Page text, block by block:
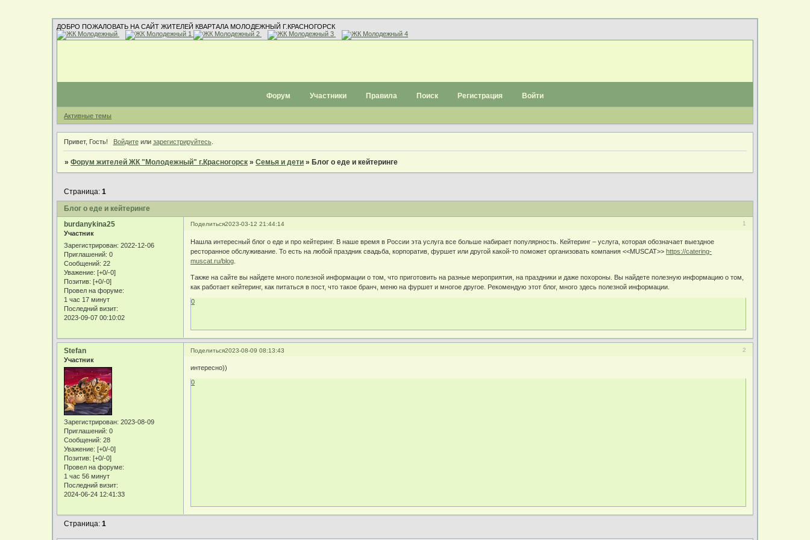
ДОБРО ПОЖАЛОВАТЬ НА САЙТ ЖИТЕЛЕЙ КВАРТАЛА МОЛОДЕЖНЫЙ Г.КРАСНОГОРСК
Форум Участники Правила Поиск Регистрация Войти
Активные темы
Привет, Гость! Войдитеили зарегистрируйтесь.
»Форум жителей ЖК "Молодежный" г.Красногорск »Семья и дети » Блог о еде и кейтеринге
Блог о еде и кейтеринге
Страница:1
Поделиться 1
2023-03-12 21:44:14
burdanykina25
Участник
Зарегистрирован: 2022-12-06
Приглашений: 0
Сообщений: 22
Уважение: [+0/-0]
Позитив: [+0/-0]
Провел на форуме:
1 час 17 минут
Последний визит:
2023-09-07 00:10:02
Нашла интересный блог о еде и про кейтеринг. В наше время в России эта услуга все больше набирает популярность. Кейтеринг – услуга, которая обозначает выездное
ресторанное обслуживание. То есть на любой праздник свадьба, корпоратив, фуршет или другой какой-то поможет организовать компания <<MUSCAT>>https://catering-
muscat.ru/blog
Также на сайте вы найдете много полезной информации о том, что приготовить на разные мероприятия, на праздники и даже похороны. Вы найдете полезную информацию о том,
как работает кейтеринг, как питаться в пост, что такое бранч, меню на фуршет и многое другое. Рекомендую этот блог, много здесь полезной информации.
0
Поделиться 2
2023-08-09 08:13:43
Stefan
Участник
Зарегистрирован: 2023-08-09
Приглашений: 0
Сообщений: 28
Уважение: [+0/-0]
Позитив: [+0/-0]
Провел на форуме:
1 час 56 минут
Последний визит:
2024-06-24 12:41:33
интересно))
0
Страница:1